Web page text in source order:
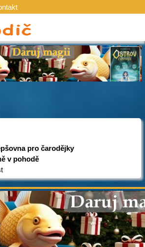
pro čarodějky
v pohodě